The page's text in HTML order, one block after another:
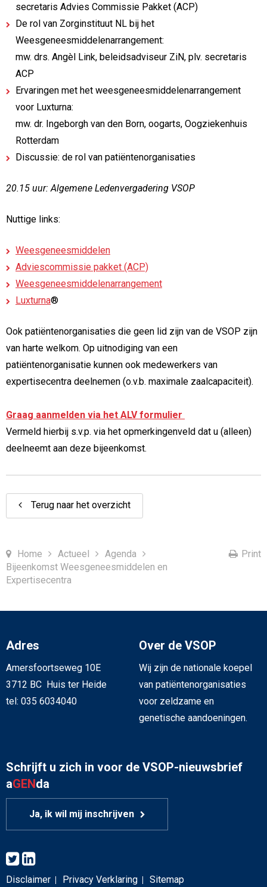
secretaris Advies Commissie Pakket (ACP)
De rol van Zorginstituut NL bij het
Weesgeneesmiddelenarrangement:
mw. drs. Angèl Link, beleidsadviseur ZiN, plv. secretaris
ACP
Ervaringen met het weesgeneesmiddelenarrangement
voor Luxturna:
mw. dr. Ingeborgh van den Born, oogarts, Oogziekenhuis
Rotterdam
Discussie: de rol van patiëntenorganisaties
20.15 uur: Algemene Ledenvergadering VSOP
Nuttige links:
Weesgeneesmiddelen
Adviescommissie pakket (ACP)
Weesgeneesmiddelenarrangement
Luxturna®
Ook patiëntenorganisaties die geen lid zijn van de VSOP zijn
van harte welkom. Op uitnodiging van een
patiëntenorganisatie kunnen ook medewerkers van
expertisecentra deelnemen (o.v.b. maximale zaalcapaciteit).
Graag aanmelden via het ALV formulier
Vermeld hierbij s.v.p. via het opmerkingenveld dat u (alleen)
deelneemt aan deze bijeenkomst.
Terug naar het overzicht
Home Actueel
Agenda
Bijeenkomst Weesgeneesmiddelen en
Expertisecentra
Print
Adres
Amersfoortseweg 10E
3712 BC Huis ter Heide
tel: 035 6034040
Over de VSOP
Wij zijn de nationale koepel
van patiëntenorganisaties
voor zeldzame en
genetische aandoeningen.
Schrijft u zich in voor de VSOP-nieuwsbrief
aGENda
Ja, ik wil mij inschrijven
Disclaimer Privacy Verklaring Sitemap